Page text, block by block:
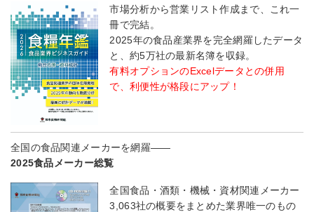
市場分析から営業リスト作成まで、これ一
冊で完結。
2025年の食品産業界を完全網羅したデータ
と、約5万社の最新名簿を収録。
有料オプションのExcelデータとの併用
で、利便性が格段にアップ！
全国の食品関連メーカーを網羅――
2025食品メーカー総覧
全国食品・酒類・機械・資材関連メーカー
3,063社の概要をまとめた業界唯一のもの